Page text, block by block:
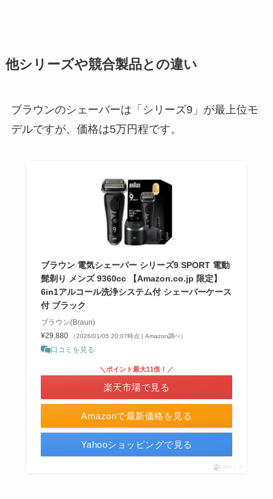
他シリーズや競合製品との違い
ブラウンのシェーバーは「シリーズ9」が最上位モ
デルですが、価格は5万円程です。
ブラウン 電気シェーバー シリーズ9 SPORT 電動
髭剃り メンズ 9360cc 【Amazon.co.jp 限定】
6in1アルコール洗浄システム付 シェーバーケース
付 ブラック
ブラウン(Braun)
¥29,880
（2026/01/05 20:07時点 | Amazon調べ）
口コミを見る
Amazonで最新価格を見る
＼ポイント最大11倍！／
楽天市場で見る
Yahooショッピングで見る
ポチップ